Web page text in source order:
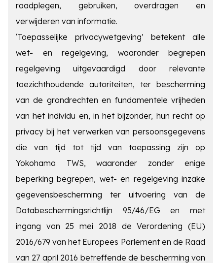
raadplegen, gebruiken, overdragen en
verwijderen van informatie.
‘Toepasselijke privacywetgeving’ betekent alle
wet- en regelgeving, waaronder begrepen
regelgeving uitgevaardigd door relevante
toezichthoudende autoriteiten, ter bescherming
van de grondrechten en fundamentele vrijheden
van het individu en, in het bijzonder, hun recht op
privacy bij het verwerken van persoonsgegevens
die van tijd tot tijd van toepassing zijn op
Yokohama TWS, waaronder zonder enige
beperking begrepen, wet- en regelgeving inzake
gegevensbescherming ter uitvoering van de
Databeschermingsrichtlijn 95/46/EG en met
ingang van 25 mei 2018 de Verordening (EU)
2016/679 van het Europees Parlement en de Raad
van 27 april 2016 betreffende de bescherming van